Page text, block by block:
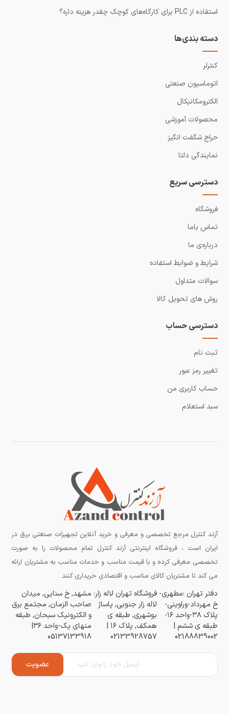
استفاده از PLC برای کارگاه‌های کوچک چقدر هزینه داره؟
دسته بندی‌ها
کنترلر
اتوماسیون صنعتی
الکترومکانیکال
محصولات آموزشی
حراج شگفت انگیز
نمایندگی دلتا
دسترسی سریع
فروشگاه
تماس باما
درباره‌ی ما
شرایط و ضوابط استفاده
سوالات متداول
روش های تحویل کالا
دسترسی حساب
ثبت نام
تغییر رمز عبور
حساب کاربری من
سبد استعلام
آزند کنترل مرجع تخصصی و معرفی و خرید آنلاین تجهیزات صنعتی برق در
ایران است ، فروشگاه اینترنتی آزند کنترل تمام محصولات را به صورت
تخصصی معرفی کرده و با قیمت مناسب و خدمات مناسب به مشتریان ارائه
می کند تا مشتریان کالای مناسب و اقتصادی خریداری کنند .
دفتر تهران :مطهری-
خ مهرداد-وراوینی-
پلاک ۳۸-واحد ۱۶-
طبقه ی ششم |
02188839002
فروشگاه تهران لاله زار:
لاله زار جنوبی, پاساژ
بوشهری, طبقه ی
همکف, پلاک ۱۶ |
02133928757
مشهد, خ سنایی, میدان
صاحب الزمان, مجتمع برق
و الکترونیک سبحان, طبقه
منهای یک-واحد ۳۶|
05137133918